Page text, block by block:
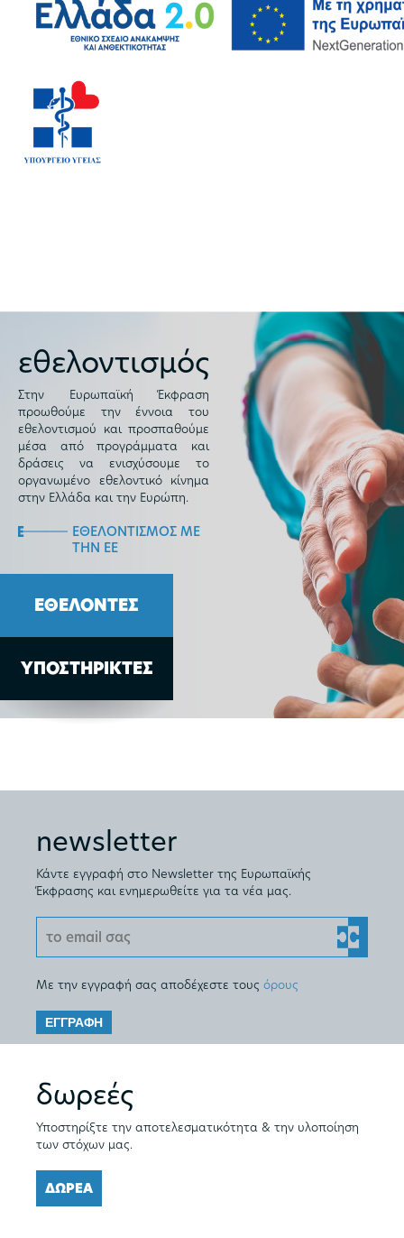
εθελοντισμός
Στην Ευρωπαϊκή Έκφραση
προωθούμε την έννοια του
εθελοντισμού και προσπαθούμε
μέσα από προγράμματα και
δράσεις να ενισχύσουμε το
οργανωμένο εθελοντικό κίνημα
στην Ελλάδα και την Ευρώπη.
ΕΘΕΛΟΝΤΙΣΜΟΣ ΜΕ
ΤΗΝ ΕΕ
ΕΘΕΛΟΝΤΕΣ
ΥΠΟΣΤΗΡΙΚΤΕΣ
newsletter
Κάντε εγγραφή στο Newsletter της Ευρωπαϊκής
Έκφρασης και ενημερωθείτε για τα νέα μας.
Με την εγγραφή σας αποδέχεστε τους όρους
ΕΓΓΡΑΦΗ
δωρεές
Υποστηρίξτε την αποτελεσματικότητα & την υλοποίηση
των στόχων μας.
ΔΩΡΕΑ